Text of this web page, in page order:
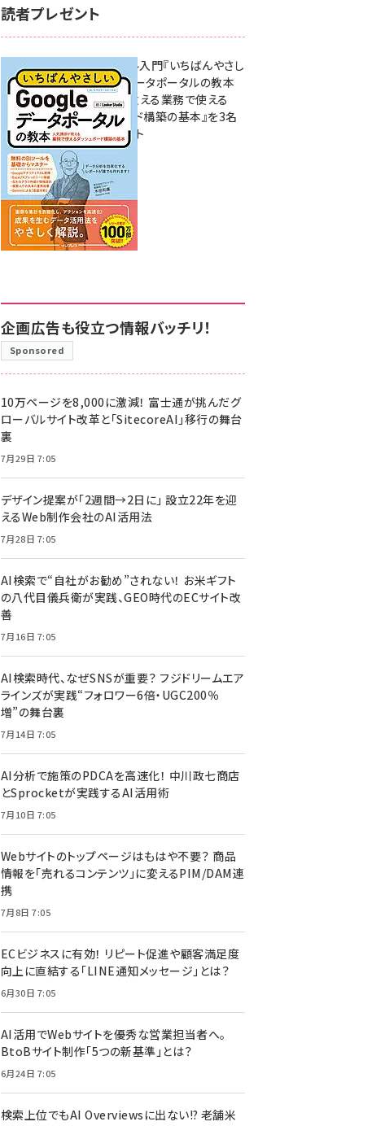
読者プレゼント
無料BIツール入門『いちばんやさし
いGoogleデータポータルの教本
人気講師が教える業務で使える
ダッシュボード構築の基本』を3名
様にプレゼント
7月31日 10:00
企画広告も役立つ情報バッチリ！
Sponsored
10万ページを8,000に激減！ 富士通が挑んだグ
ローバルサイト改革と「SitecoreAI」移行の舞台
裏
7月29日 7:05
デザイン提案が「2週間→2日に」 設立22年を迎
えるWeb制作会社のAI活用法
7月28日 7:05
AI検索で“自社がお勧め”されない！ お米ギフト
の八代目儀兵衛が実践、GEO時代のECサイト改
善
7月16日 7:05
AI検索時代、なぜSNSが重要？ フジドリームエア
ラインズが実践“フォロワー6倍・UGC200％
増”の舞台裏
7月14日 7:05
AI分析で施策のPDCAを高速化！ 中川政七商店
とSprocketが実践するAI活用術
7月10日 7:05
Webサイトのトップページはもはや不要？ 商品
情報を「売れるコンテンツ」に変えるPIM/DAM連
携
7月8日 7:05
ECビジネスに有効！ リピート促進や顧客満足度
向上に直結する「LINE通知メッセージ」とは？
6月30日 7:05
AI活用でWebサイトを優秀な営業担当者へ。
BtoBサイト制作「5つの新基準」とは？
6月24日 7:05
検索上位でもAI Overviewsに出ない!? 老舗米